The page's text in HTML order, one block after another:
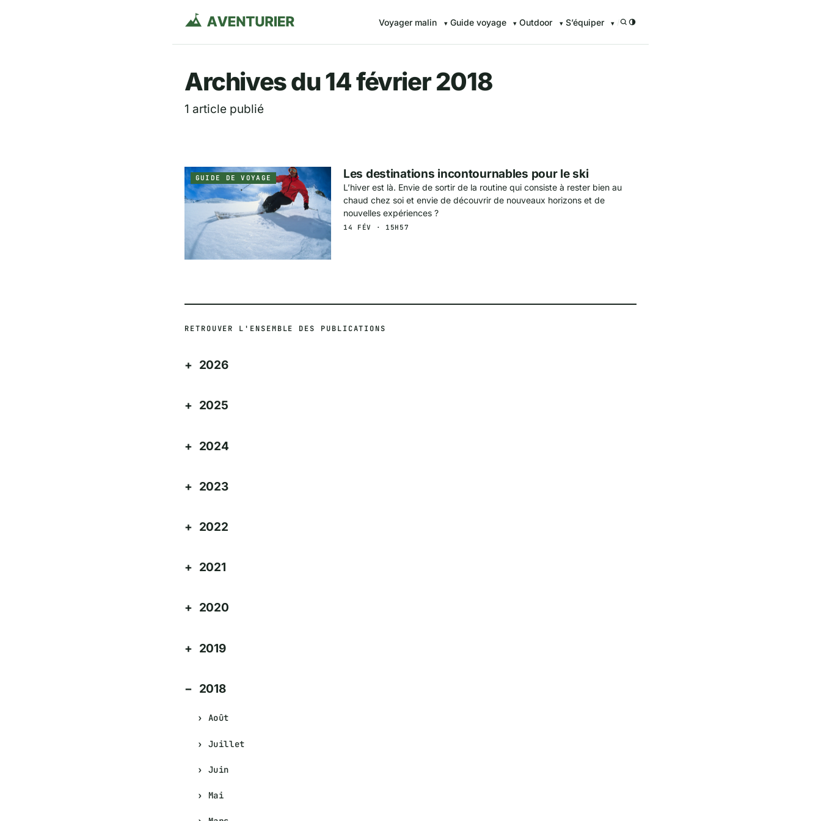
Aventurier.fr — Voyager malin avec Aventurier.FR grâce à nos
Voyager malin Guide voyage Outdoor S’équiper /
Archives du 14 février 2018
1 article publié
GUIDE DE VOYAGE Les destinations incontournables pour le ski
L’hiver est là. Envie de sortir de la routine qui consiste à rester bien au
chaud chez soi et envie de découvrir de nouveaux horizons et de
nouvelles expériences ?
14 FÉV · 15H57
RETROUVER L'ENSEMBLE DES PUBLICATIONS
2026
2025
2024
2023
2022
2021
2020
2019
2018
Août
Juillet
Juin
Mai